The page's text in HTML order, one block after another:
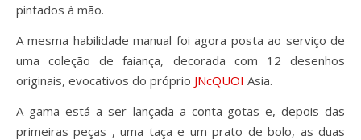
pintados à mão.
A mesma habilidade manual foi agora posta ao serviço de
uma coleção de faiança, decorada com 12 desenhos
originais, evocativos do próprio JNcQUOI Asia.
A gama está a ser lançada a conta-gotas e, depois das
primeiras peças , uma taça e um prato de bolo, as duas